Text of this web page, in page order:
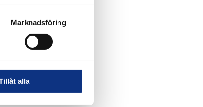
Marknadsföring
alla